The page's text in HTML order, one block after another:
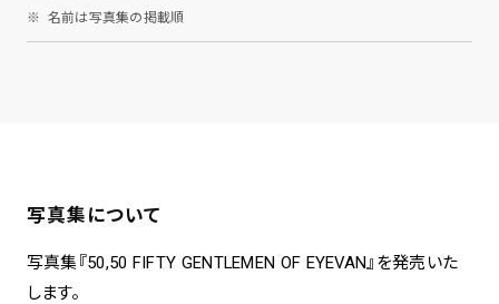
名前は写真集の掲載順
写真集について
写真集『50,50 FIFTY GENTLEMEN OF EYEVAN』を発売いた
します。